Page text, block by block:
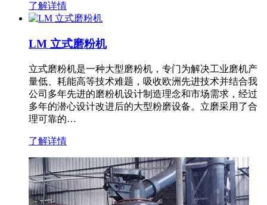
了解详情
LM 立式磨粉机
立式磨粉机是一种大型磨粉机，专门为解决工业磨机产
量低、耗能高等技术难题，吸收欧洲先进技术并结合我
公司多年先进的磨粉机设计制造理念和市场需求，经过
多年的潜心设计改进后的大型粉磨设备。立磨采用了合
理可靠的…
了解详情